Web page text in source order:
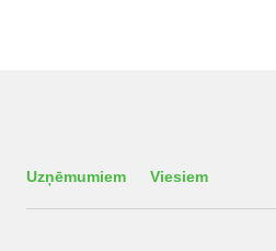
Uzņēmumiem Viesiem